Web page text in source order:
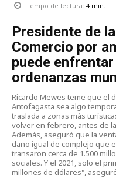
Tiempo de lectura: 4min.
Presidente de
Comercio por
puede
ordenanzas
Ricardo Mewes teme que el
Antofagasta sea algo
traslada a zonas más
volver en febrero, antes de
Además, aseguró que la
daño igual de complejo que
transaron cerca de 1.500
sociales. Y el 2021, solo el
millones de dólares",